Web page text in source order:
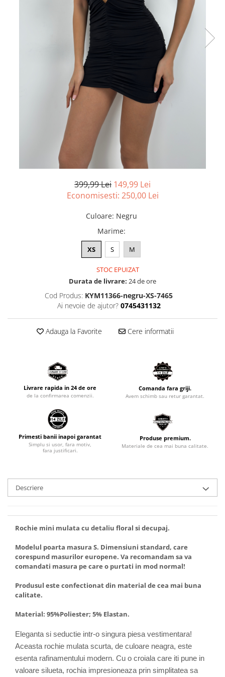
399,99 Lei 149,99 Lei
Economisesti: 250,00 Lei
Culoare: Negru
Marime:
XS S M
STOC EPUIZAT
Durata de livrare: 24 de ore
Cod Produs: KYM11366-negru-XS-7465
Ai nevoie de ajutor? 0745431132
Adauga la Favorite Cere informatii
Livrare rapida in 24 de ore
de la confirmarea comenzii.
Comanda fara griji.
Avem schimb sau retur garantat.
Primesti banii inapoi garantat
Simplu si usor, fara motiv,
fara justificari.
Produse premium.
Materiale de cea mai buna calitate.
Descriere
Rochie mini mulata cu detaliu floral si decupaj.
Modelul poarta masura S. Dimensiuni standard, care
corespund masurilor europene. Va recomandam sa va
comandati masura pe care o purtati in mod normal!
Produsul este confectionat din material de cea mai buna
calitate.
Material: 95%Poliester; 5% Elastan.
Eleganta si seductie intr-o singura piesa vestimentara!
Aceasta rochie mulata scurta, de culoare neagra, este
esenta rafinamentului modern. Cu o croiala care iti pune in
valoare silueta, rochia impresioneaza prin simplitatea sa